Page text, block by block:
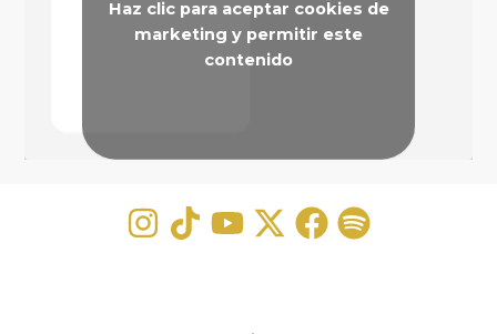
Haz clic para aceptar cookies de
marketing y permitir este
contenido